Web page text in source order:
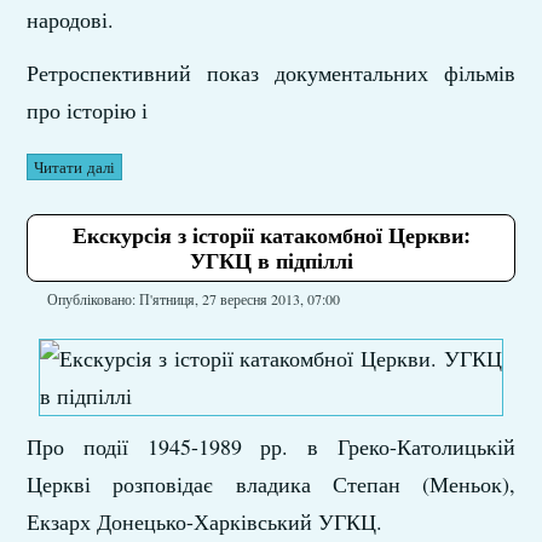
народові.
Ретроспективний показ документальних фільмів
про історію і
Читати далі
Екскурсія з історії катакомбної Церкви:
УГКЦ в підпіллі
Опубліковано: П'ятниця, 27 вересня 2013, 07:00
Про події 1945-1989 рр. в Греко-Католицькій
Церкві розповідає владика Степан (Меньок),
Екзарх Донецько-Харківський УГКЦ.